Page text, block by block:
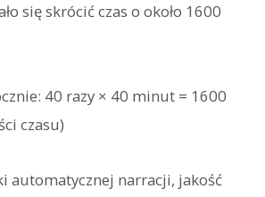
się skrócić czas o około 1600
40 razy × 40 minut = 1600
czasu)
automatycznej narracji, jakość